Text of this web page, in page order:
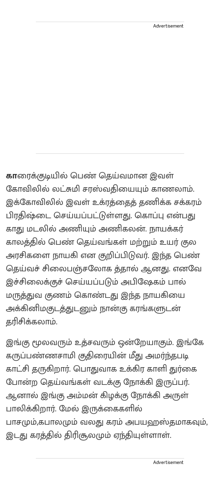
Advertisement
காரைக்குடியில் பெண் தெய்வமான இவள்
கோவிலில் லட்சுமி சரஸ்வதியையும் காணலாம்.
இக்கோவிலில் இவள் உக்ரத்தைத் தணிக்க சக்கரம்
பிரதிஷ்டை செய்யப்பட்டுள்ளது. கொப்பு என்பது
காது மடலில் அணியும் அணிகலன். நாயக்கர்
காலத்தில் பெண் தெய்வங்கள் மற்றும் உயர் குல
அரசிகளை நாயகி என குறிப்பிடுவர்.‌ இந்த பெண்
தெய்வச் சிலைபஞ்சலோக த்தால் ஆனது‌. எனவே
இச்சிலைக்குச் செய்யப்படும் அபிஷேகம் பால்
மருத்துவ குணம் கொண்டது இந்த நாயகியை
அக்கினிமகுடத்துடனும் நான்கு கரங்களுடன்
தரிசிக்கலாம்.
இங்கு மூலவரும் உத்சவரும் ஒன்றேயாகும். இங்கே
கருப்பண்ணசாமி குதிரையின் மீது அமர்ந்தபடி
காட்சி தருகிறார். பொதுவாக உக்கிர காளி துர்கை
போன்ற தெய்வங்கள் வடக்கு நோக்கி இருப்பர்.
ஆனால் இங்கு அம்மன் கிழக்கு நோக்கி அருள்
பாலிக்கிறார். மேல் இருக்கைகளில்
பாசமும்,கபாலமும் வலது கரம் அபயஹஸ்தமாகவும்,
இடது கரத்தில் திரிசூலமும் ஏந்தியுள்ளாள்.
Advertisement